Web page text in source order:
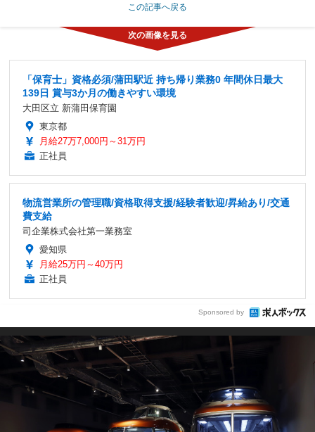
この記事へ戻る
「保育士」資格必須/蒲田駅近 持ち帰り業務0 年間休日最大
139日 賞与3か月の働きやすい環境
大田区立 新蒲田保育園
東京都
月給27万7,000円～31万円
正社員
物流営業所の管理職/資格取得支援/経験者歓迎/昇給あり/交通
費支給
司企業株式会社第一業務室
愛知県
月給25万円～40万円
正社員
Sponsored by